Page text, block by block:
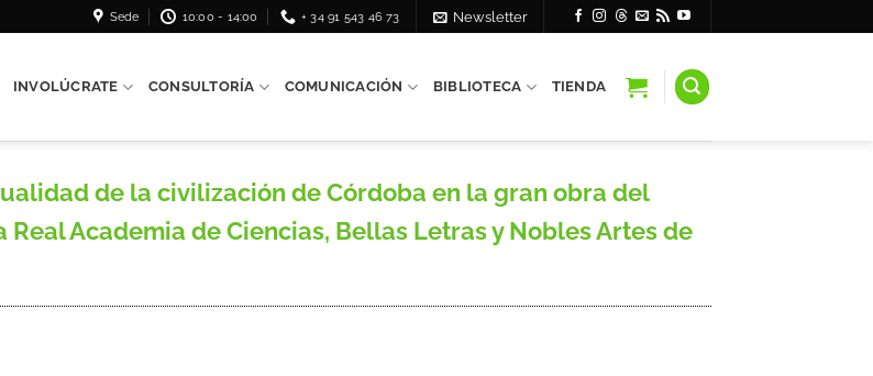
Sede 10:00 - 14:00 + 34 91 543 46 73 Newsletter
INVOLÚCRATE CONSULTORÍA COMUNICACIÓN BIBLIOTECA TIENDA
de la civilización de Córdoba en la gran obra del
Academia de Ciencias, Bellas Letras y Nobles Artes de